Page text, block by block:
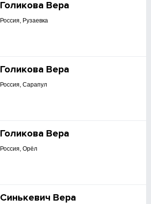
Голикова Вера
Россия, Рузаевка
Голикова Вера
Россия, Сарапул
Голикова Вера
Россия, Орёл
Синькевич Вера